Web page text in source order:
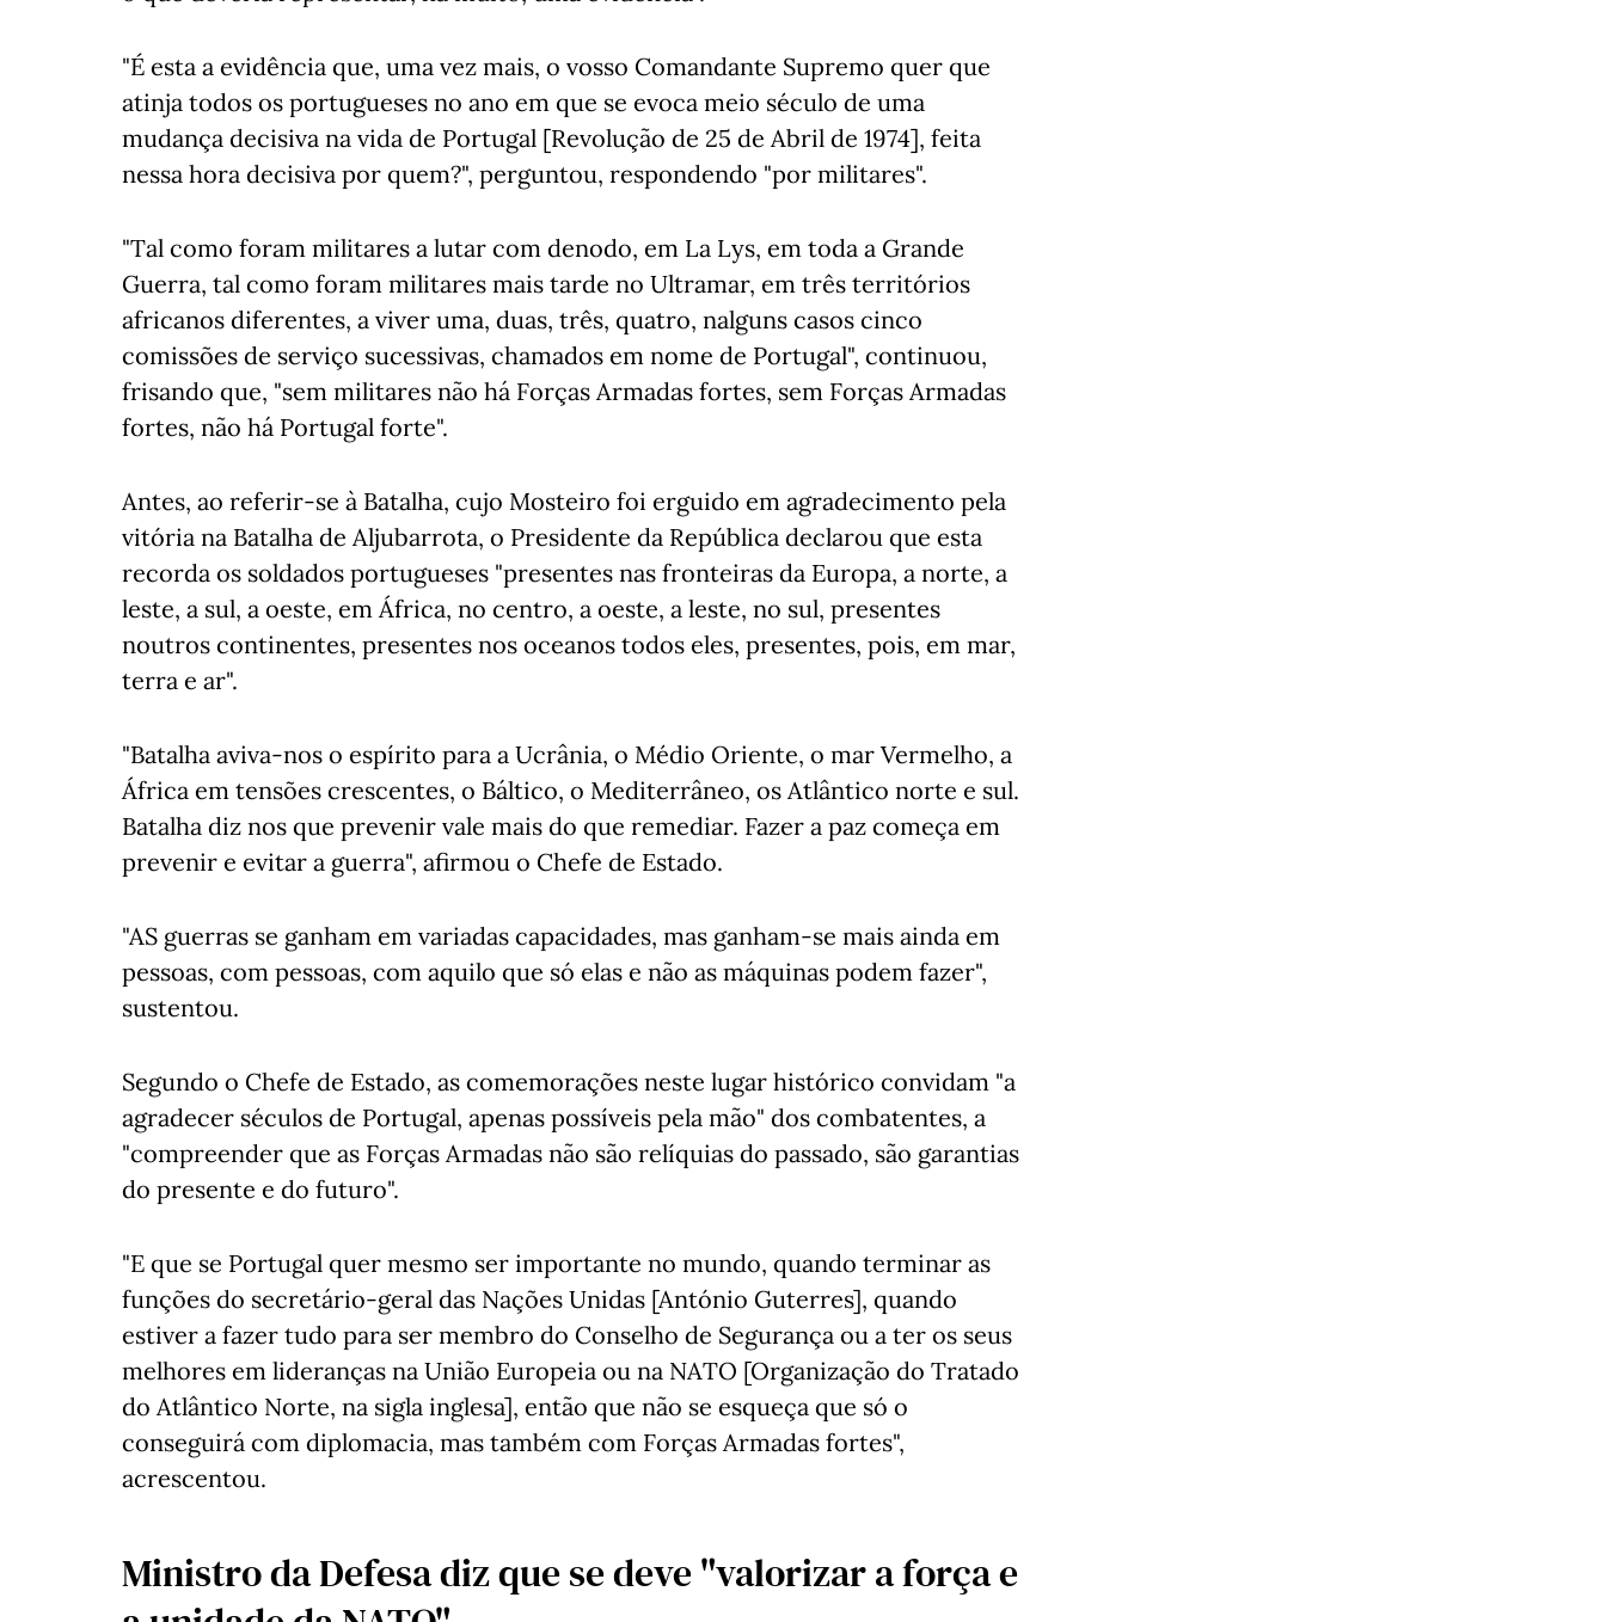
"É esta a evidência que, uma vez mais, o vosso Comandante Supremo quer que
atinja todos os portugueses no ano em que se evoca meio século de uma
mudança decisiva na vida de Portugal [Revolução de 25 de Abril de 1974], feita
nessa hora decisiva por quem?", perguntou, respondendo "por militares".
"Tal como foram militares a lutar com denodo, em La Lys, em toda a Grande
Guerra, tal como foram militares mais tarde no Ultramar, em três territórios
africanos diferentes, a viver uma, duas, três, quatro, nalguns casos cinco
comissões de serviço sucessivas, chamados em nome de Portugal", continuou,
frisando que, "sem militares não há Forças Armadas fortes, sem Forças Armadas
fortes, não há Portugal forte".
Antes, ao referir-se à Batalha, cujo Mosteiro foi erguido em agradecimento pela
vitória na Batalha de Aljubarrota, o Presidente da República declarou que esta
recorda os soldados portugueses "presentes nas fronteiras da Europa, a norte, a
leste, a sul, a oeste, em África, no centro, a oeste, a leste, no sul, presentes
noutros continentes, presentes nos oceanos todos eles, presentes, pois, em mar,
terra e ar".
"Batalha aviva-nos o espírito para a Ucrânia, o Médio Oriente, o mar Vermelho, a
África em tensões crescentes, o Báltico, o Mediterrâneo, os Atlântico norte e sul.
Batalha diz nos que prevenir vale mais do que remediar. Fazer a paz começa em
prevenir e evitar a guerra", afirmou o Chefe de Estado.
"AS guerras se ganham em variadas capacidades, mas ganham-se mais ainda em
pessoas, com pessoas, com aquilo que só elas e não as máquinas podem fazer",
sustentou.
Segundo o Chefe de Estado, as comemorações neste lugar histórico convidam "a
agradecer séculos de Portugal, apenas possíveis pela mão" dos combatentes, a
"compreender que as Forças Armadas não são relíquias do passado, são garantias
do presente e do futuro".
"E que se Portugal quer mesmo ser importante no mundo, quando terminar as
funções do secretário-geral das Nações Unidas [António Guterres], quando
estiver a fazer tudo para ser membro do Conselho de Segurança ou a ter os seus
melhores em lideranças na União Europeia ou na NATO [Organização do Tratado
do Atlântico Norte, na sigla inglesa], então que não se esqueça que só o
conseguirá com diplomacia, mas também com Forças Armadas fortes",
acrescentou.
Ministro da Defesa diz que se deve "valorizar a força e